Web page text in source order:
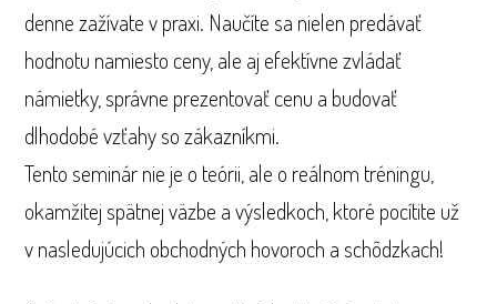
denne zažívate v praxi. Naučíte sa nielen predávať
hodnotu namiesto ceny, ale aj efektívne zvládať
námietky, správne prezentovať cenu a budovať
dlhodobé vzťahy so zákazníkmi.
Tento seminár nie je o teórii, ale o reálnom tréningu,
okamžitej spätnej väzbe a výsledkoch, ktoré pocítite už
v nasledujúcich obchodných hovoroch a schôdzkach!